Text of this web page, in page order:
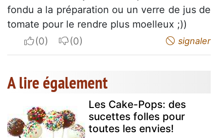
fondu a la préparation ou un verre de jus de
tomate pour le rendre plus moelleux ;))
I apreciateI do not appreciate signaler
A lire également
Les Cake-Pops: des
sucettes folles pour
toutes les envies!